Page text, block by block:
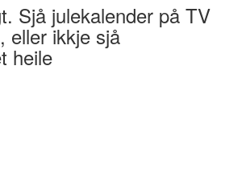
Sjå julekalender på TV
eller ikkje sjå
heile